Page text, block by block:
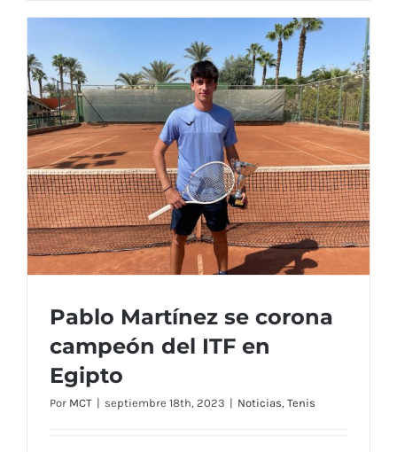
Herrera
2023
–
Grupos
Pablo Martínez se corona
campeón del ITF en
Egipto
Por MCT | septiembre 18th, 2023 | Noticias, Tenis